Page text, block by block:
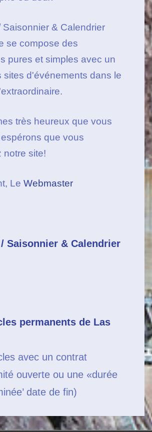
Saisonnier & Calendrier
se compose des
pures et simples avec un
sites d'événements dans le
très heureux que vous
que vous
notre site!
Le Webmaster
Saisonnier & Calendrier
permanents de Las
avec un contrat
ouverte ou une «durée
date de fin)